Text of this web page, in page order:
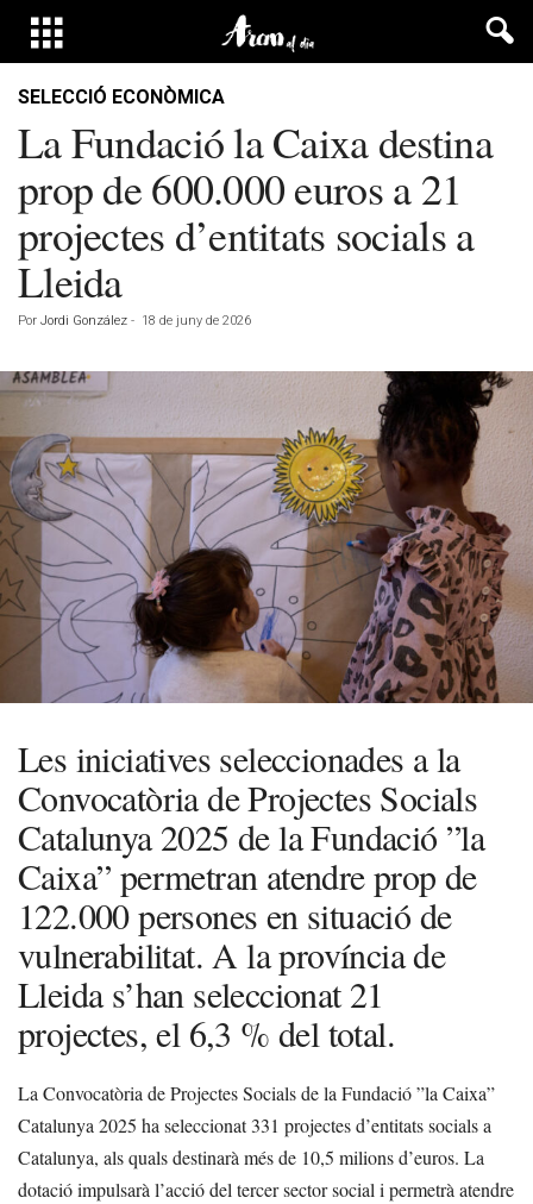
SELECCIÓ ECONÒMICA
La Fundació la Caixa destina
prop de 600.000 euros a 21
projectes d’entitats socials a
Lleida
Por Jordi González - 18 de juny de 2026
Les iniciatives seleccionades a la
Convocatòria de Projectes Socials
Catalunya 2025 de la Fundació ”la
Caixa” permetran atendre prop de
122.000 persones en situació de
vulnerabilitat. A la província de
Lleida s’han seleccionat 21
projectes, el 6,3 % del total.
La Convocatòria de Projectes Socials de la Fundació ”la Caixa”
Catalunya 2025 ha seleccionat 331 projectes d’entitats socials a
Catalunya, als quals destinarà més de 10,5 milions d’euros. La
dotació impulsarà l’acció del tercer sector social i permetrà atendre